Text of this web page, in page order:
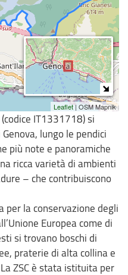
Leaflet| OSM Mapnik
(codice IT1331718) si
lungo le pendici
più note e panoramiche
ricca varietà di ambienti
– che contribuiscono
per la conservazione degli
Europea come di
si trovano boschi di
praterie di alta collina e
ZSC è stata istituita per